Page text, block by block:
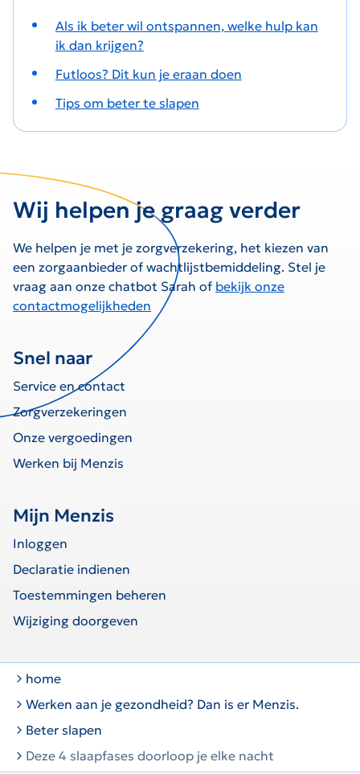
Als ik beter wil ontspannen, welke hulp kan
ik dan krijgen?
Futloos? Dit kun je eraan doen
Tips om beter te slapen
Wij helpen je graag verder
We helpen je met je zorgverzekering, het kiezen van
een zorgaanbieder of wachtlijstbemiddeling. Stel je
vraag aan onze chatbot Sarah of bekijk onze
contactmogelijkheden
Snel naar
Service en contact
Zorgverzekeringen
Onze vergoedingen
Werken bij Menzis
Mijn Menzis
Inloggen
Declaratie indienen
Toestemmingen beheren
Wijziging doorgeven
home
Werken aan je gezondheid? Dan is er Menzis.
Beter slapen
Deze 4 slaapfases doorloop je elke nacht